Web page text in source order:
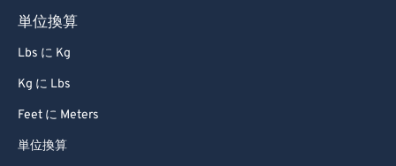
単位換算
Lbs に Kg
Kg に Lbs
Feet に Meters
単位換算